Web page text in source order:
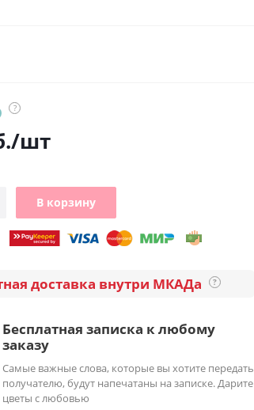
?
/шт
В корзину
доставка внутри МКАДа ?
Бесплатная записка к любому
заказу
Самые важные слова, которые вы хотите передать
получателю, будут напечатаны на записке. Дарите
цветы с любовью